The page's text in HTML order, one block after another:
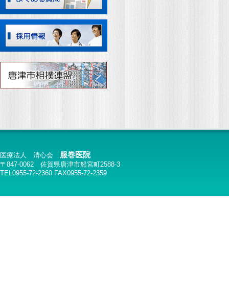
医療法人 清心会 服巻医院
〒847-0062 佐賀県唐津市船宮町2588-3
TEL0955-72-2360 FAX0955-72-2359